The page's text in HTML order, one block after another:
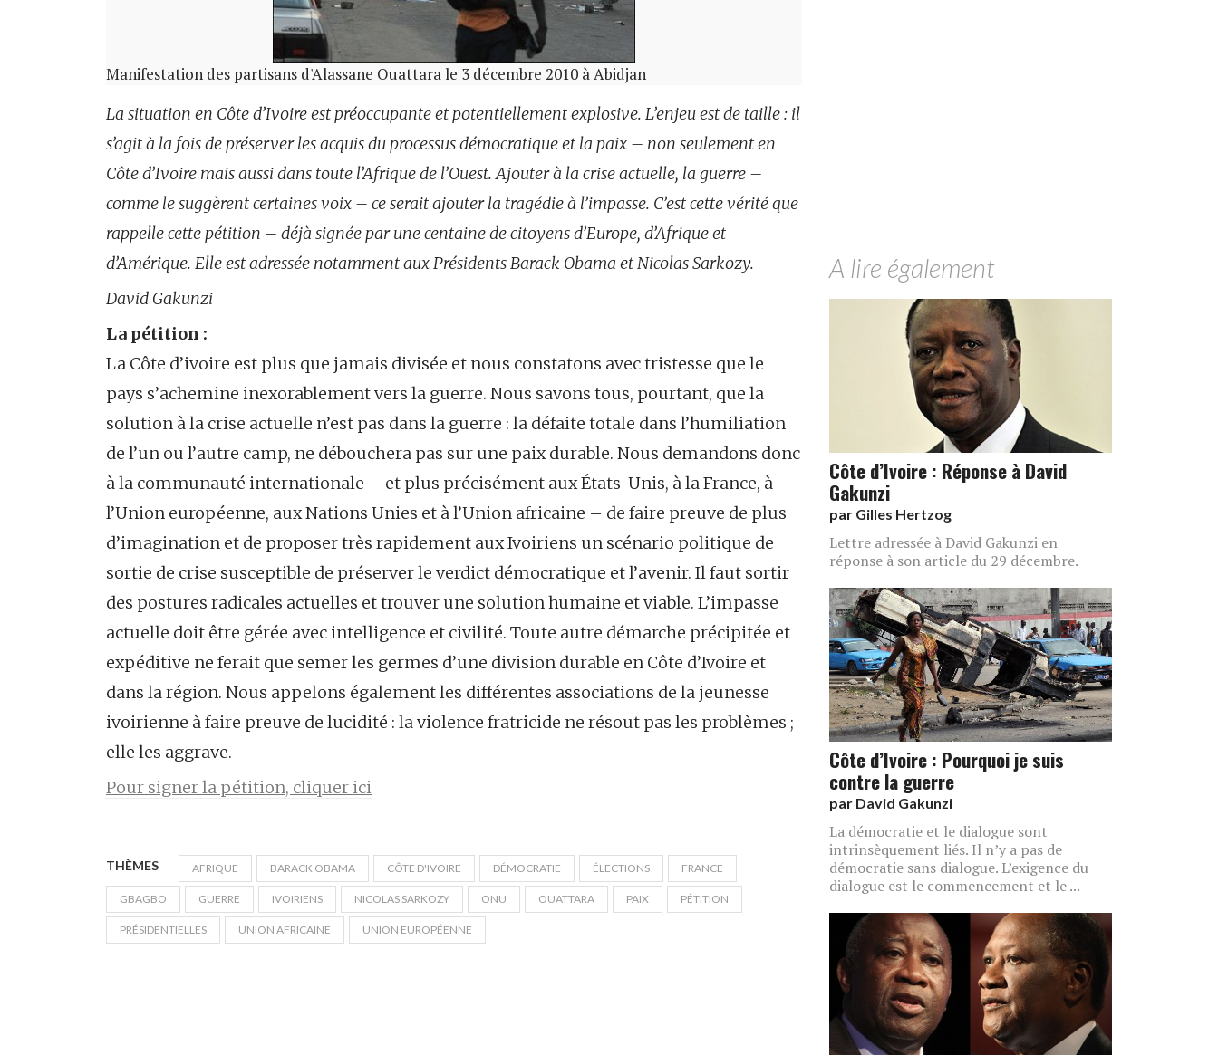
Manifestation des partisans d'Alassane Ouattara le 3 décembre 2010 à Abidjan
La situation en Côte d’Ivoire est préoccupante et potentiellement explosive. L’enjeu est de taille : il
s’agit à la fois de préserver les acquis du processus démocratique et la paix – non seulement en
Côte d’Ivoire mais aussi dans toute l’Afrique de l’Ouest. Ajouter à la crise actuelle, la guerre –
comme le suggèrent certaines voix – ce serait ajouter la tragédie à l’impasse. C’est cette vérité que
rappelle cette pétition – déjà signée par une centaine de citoyens d’Europe, d’Afrique et
d’Amérique. Elle est adressée notamment aux Présidents Barack Obama et Nicolas Sarkozy.
David Gakunzi
La pétition :
La Côte d’ivoire est plus que jamais divisée et nous constatons avec tristesse que le
pays s’achemine inexorablement vers la guerre. Nous savons tous, pourtant, que la
solution à la crise actuelle n’est pas dans la guerre : la défaite totale dans l’humiliation
de l’un ou l’autre camp, ne débouchera pas sur une paix durable. Nous demandons donc
à la communauté internationale – et plus précisément aux États-Unis, à la France, à
l’Union européenne, aux Nations Unies et à l’Union africaine – de faire preuve de plus
d’imagination et de proposer très rapidement aux Ivoiriens un scénario politique de
sortie de crise susceptible de préserver le verdict démocratique et l’avenir. Il faut sortir
des postures radicales actuelles et trouver une solution humaine et viable. L’impasse
actuelle doit être gérée avec intelligence et civilité. Toute autre démarche précipitée et
expéditive ne ferait que semer les germes d’une division durable en Côte d’Ivoire et
dans la région. Nous appelons également les différentes associations de la jeunesse
ivoirienne à faire preuve de lucidité : la violence fratricide ne résout pas les problèmes ;
elle les aggrave.
Pour signer la pétition, cliquer ici
THÈMES AFRIQUE BARACK OBAMA CÔTE D'IVOIRE DÉMOCRATIE ÉLECTIONS FRANCE
GBAGBO GUERRE IVOIRIENS NICOLAS SARKOZY ONU OUATTARA PAIX PÉTITION
PRÉSIDENTIELLES UNION AFRICAINE UNION EUROPÉENNE
A lire également
Côte d’Ivoire : Réponse à David
Gakunzi
par Gilles Hertzog
Lettre adressée à David Gakunzi en
réponse à son article du 29 décembre.
Côte d’Ivoire : Pourquoi je suis
contre la guerre
par David Gakunzi
La démocratie et le dialogue sont
intrinsèquement liés. Il n’y a pas de
démocratie sans dialogue. L’exigence du
dialogue est le commencement et le ...